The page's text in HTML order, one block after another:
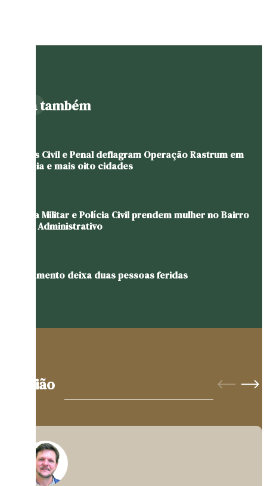
Leia também
Polícias Civil e Penal deflagram Operação Rastrum em
Teutônia e mais oito cidades
Brigada Militar e Polícia Civil prendem mulher no Bairro
Centro Administrativo
Capotamento deixa duas pessoas feridas
Opinião